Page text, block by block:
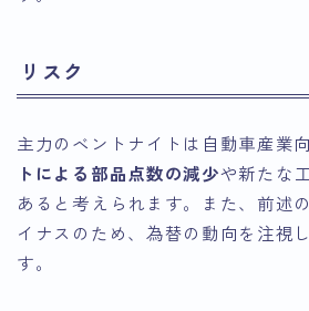
リスク
主力のベントナイトは自動車産業
トによる部品点数の減少や新たな
あると考えられます。また、前述
イナスのため、為替の動向を注視
す。